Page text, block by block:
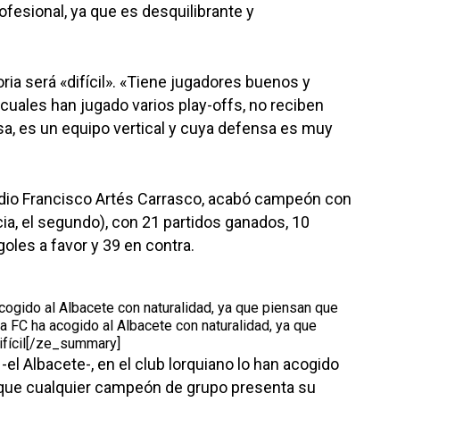
ya que es desquilibrante y
será «difícil». «Tiene jugadores buenos y
han jugado varios play-offs, no reciben
es un equipo vertical y cuya defensa es muy
Francisco Artés Carrasco, acabó campeón con
el segundo), con 21 partidos ganados, 10
a favor y 39 en contra.
al Albacete con naturalidad, ya que piensan que
ha acogido al Albacete con naturalidad, ya que
ze_summary]
Albacete-, en el club lorquiano lo han acogido
cualquier campeón de grupo presenta su